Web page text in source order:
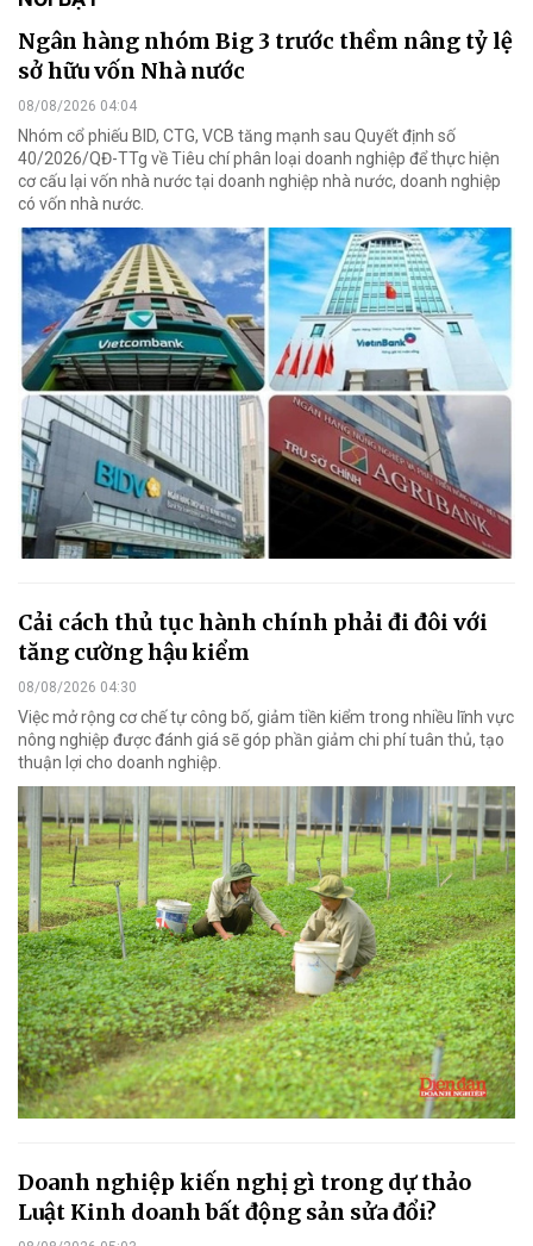
Ngân hàng nhóm Big 3 trước thềm nâng tỷ lệ
sở hữu vốn Nhà nước
08/08/2026 04:04
Nhóm cổ phiếu BID, CTG, VCB tăng mạnh sau Quyết định số
40/2026/QĐ-TTg về Tiêu chí phân loại doanh nghiệp để thực hiện
cơ cấu lại vốn nhà nước tại doanh nghiệp nhà nước, doanh nghiệp
có vốn nhà nước.
Cải cách thủ tục hành chính phải đi đôi với
tăng cường hậu kiểm
08/08/2026 04:30
Việc mở rộng cơ chế tự công bố, giảm tiền kiểm trong nhiều lĩnh vực
nông nghiệp được đánh giá sẽ góp phần giảm chi phí tuân thủ, tạo
thuận lợi cho doanh nghiệp.
Doanh nghiệp kiến nghị gì trong dự thảo
Luật Kinh doanh bất động sản sửa đổi?